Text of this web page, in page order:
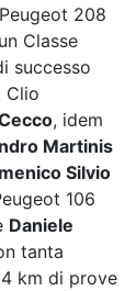
208
Classe
successo
Clio
, idem
Martinis
Silvio
106
Daniele
tanta
km di prove